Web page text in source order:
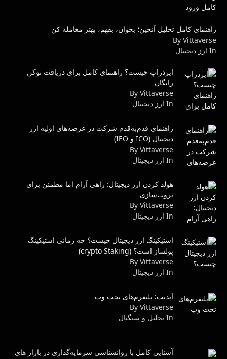
راهنمای کامل تحلیل آنچین؛ بخوان، بفهم، بهتر معامله کن
By Vittaverse
In ارز دیجیتال
ایردراپ چیست؟ راهنمای کامل برای دریافت توکن
رایگان
By Vittaverse
In ارز دیجیتال
راهنمای قدم‌به‌قدم شرکت در عرضه‌های اولیه ارز
دیجیتال (ICO و IEO)
By Vittaverse
In ارز دیجیتال
هولد کردن ارز دیجیتال: راهی آرام اما مطمئن برای
ثروت‌سازی
By Vittaverse
In ارز دیجیتال
استیکینگ ارز دیجیتال چیست؟ چه زمانی استیکینگ
پولساز است؟ (crypto Staking)
By Vittaverse
In ارز دیجیتال
آپدیت: پلتفرم‌های تحت وب
By Vittaverse
In تحلیل و سیگنال
آشنایی کامل با روانشناسی سرمایه‌گذاری در بازار های